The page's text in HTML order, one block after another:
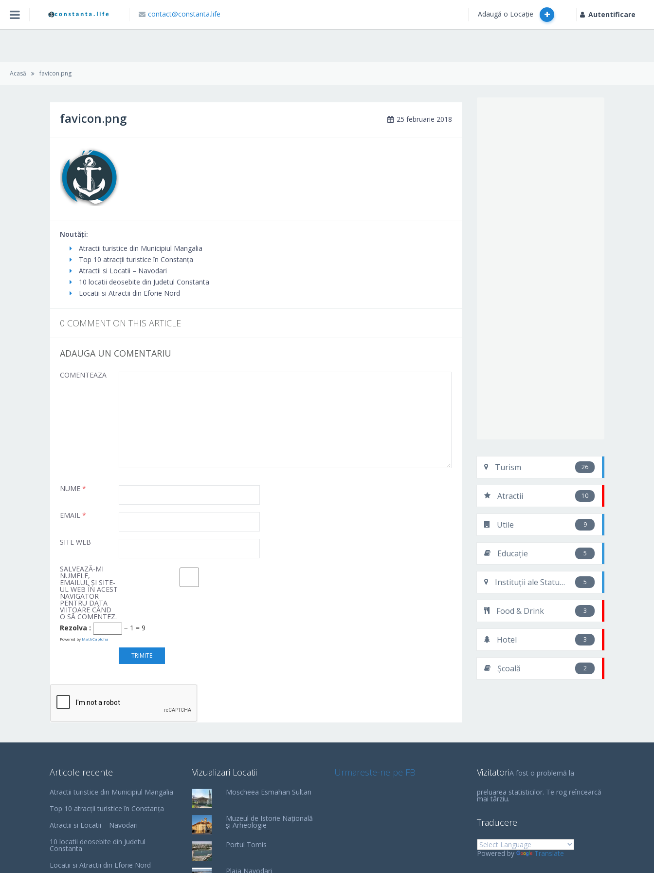
Blog
contact@constanta.life Adaugă o Locație Autentificare
Acasă favicon.png
favicon.png 25 februarie 2018
Noutăți:
Atractii turistice din Municipiul Mangalia
Top 10 atracții turistice în Constanța
Atractii si Locatii – Navodari
10 locatii deosebite din Judetul Constanta
Locatii si Atractii din Eforie Nord
0 COMMENT ON THIS ARTICLE
ADAUGA UN COMENTARIU
COMENTEAZA
NUME *
EMAIL *
SITE WEB
SALVEAZĂ-MI
NUMELE,
EMAILUL ȘI SITE-
UL WEB ÎN ACEST
NAVIGATOR
PENTRU DATA
VIITOARE CÂND
O SĂ COMENTEZ.
Rezolva :
− 1 = 9
Powered by MathCaptcha
Turism 26
Atractii 10
Utile 9
Educație 5
Instituții ale Statului 5
Food & Drink 3
Hotel 3
Școală 2
Articole recente
Atractii turistice din Municipiul Mangalia
Top 10 atracții turistice în Constanța
Atractii si Locatii – Navodari
10 locatii deosebite din Judetul
Constanta
Locatii si Atractii din Eforie Nord
Vizualizari Locatii
Moscheea Esmahan Sultan
Muzeul de Istorie Națională
și Arheologie
Portul Tomis
Plaja Navodari
Urmareste-ne pe FB VizitatoriA fost o problemă la
preluarea statisticilor. Te rog reîncearcă
mai târziu.
Traducere
Powered by Translate